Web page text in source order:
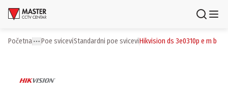
Uloguj se Registruj se
Početna More
Toggle menu
poe svicevi standardni poe svicevi hikvision ds 3e0310p e m b